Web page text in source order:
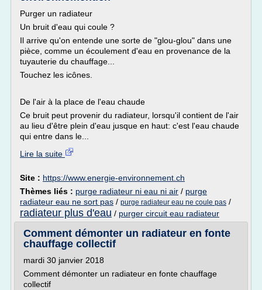
Purger un radiateur
Un bruit d'eau qui coule ?
Il arrive qu'on entende une sorte de "glou-glou" dans une
pièce, comme un écoulement d'eau en provenance de la
tuyauterie du chauffage...
Touchez les icônes.
De l'air à la place de l'eau chaude
Ce bruit peut provenir du radiateur, lorsqu'il contient de l'air
au lieu d'être plein d'eau jusque en haut: c'est l'eau chaude
qui entre dans le...
Lire la suite
Site : https://www.energie-environnement.ch
Thèmes liés : purge radiateur ni eau ni air / purge
radiateur eau ne sort pas / purge radiateur eau ne coule pas /
radiateur plus d'eau / purger circuit eau radiateur
Comment démonter un radiateur en fonte
chauffage collectif
mardi 30 janvier 2018
Comment démonter un radiateur en fonte chauffage
collectif